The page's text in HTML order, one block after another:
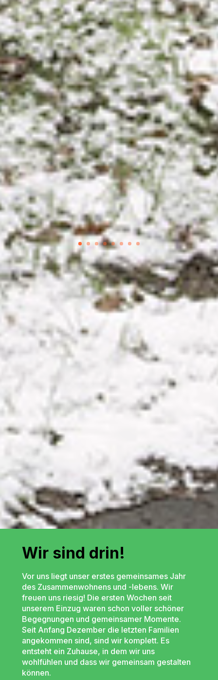
Wir sind drin!
Vor uns liegt unser erstes gemeinsames Jahr
des Zusammenwohnens und -lebens. Wir
freuen uns riesig! Die ersten Wochen seit
unserem Einzug waren schon voller schöner
Begegnungen und gemeinsamer Momente.
Seit Anfang Dezember die letzten Familien
angekommen sind, sind wir komplett. Es
entsteht ein Zuhause, in dem wir uns
wohlfühlen und dass wir gemeinsam gestalten
können.